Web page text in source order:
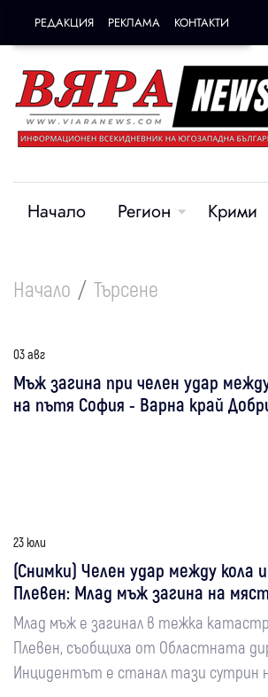
РЕДАКЦИЯ РЕКЛАМА КОНТАКТИ
Начало Регион Крими
Начало Търсене
03 авг
Мъж загина при челен удар
на пътя София - Варна край
23 юли
(Снимки) Челен удар между кола
Плевен: Млад мъж загина на
Млад мъж е загинал в тежка
Плевен, съобщиха от Областната
Инцидентът е станал тази сутрин